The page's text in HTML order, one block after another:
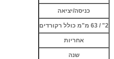
כניסה/יציאה
2" / 63 מ"מ כולל רקורדים
אחריות
שנה